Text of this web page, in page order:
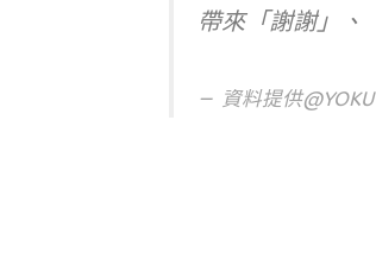
帶來「謝謝」、
資料提供